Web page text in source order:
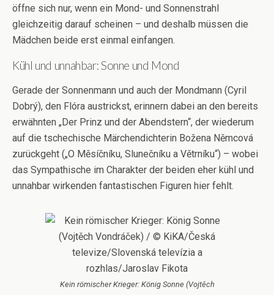
öffne sich nur, wenn ein Mond- und Sonnenstrahl
gleichzeitig darauf scheinen – und deshalb müssen die
Mädchen beide erst einmal einfangen.
Kühl und unnahbar: Sonne und Mond
Gerade der Sonnenmann und auch der Mondmann (Cyril
Dobrý), den Flóra austrickst, erinnern dabei an den bereits
erwähnten „Der Prinz und der Abendstern“, der wiederum
auf die tschechische Märchendichterin Božena Němcová
zurückgeht („O Měsíčníku, Slunečníku a Větrníku“) – wobei
das Sympathische im Charakter der beiden eher kühl und
unnahbar wirkenden fantastischen Figuren hier fehlt.
Kein römischer Krieger: König Sonne (Vojtěch